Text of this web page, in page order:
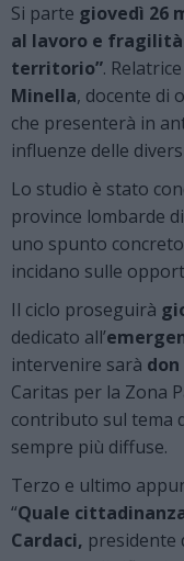
Si parte giovedì 26
al lavoro e
territorio”.
Minella, docente di
che presenterà in
influenze delle
Lo studio è stato
province lombarde
uno spunto
incidano sulle
Il ciclo proseguirà
dedicato all’
intervenire sarà
Caritas per la Zona
contributo sul tema
sempre più diffuse.
Terzo e ultimo
“Quale
Cardaci, presidente